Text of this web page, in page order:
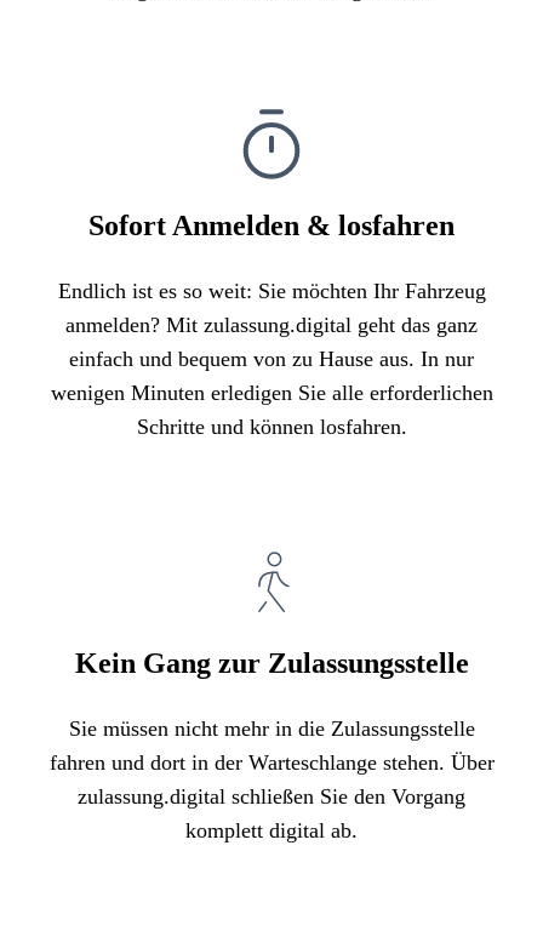
Sofort Anmelden & losfahren
Endlich ist es so weit: Sie möchten Ihr Fahrzeug
anmelden? Mit zulassung.digital geht das ganz
einfach und bequem von zu Hause aus. In nur
wenigen Minuten erledigen Sie alle erforderlichen
Schritte und können losfahren.
Kein Gang zur Zulassungsstelle
Sie müssen nicht mehr in die Zulassungsstelle
fahren und dort in der Warteschlange stehen. Über
zulassung.digital schließen Sie den Vorgang
komplett digital ab.